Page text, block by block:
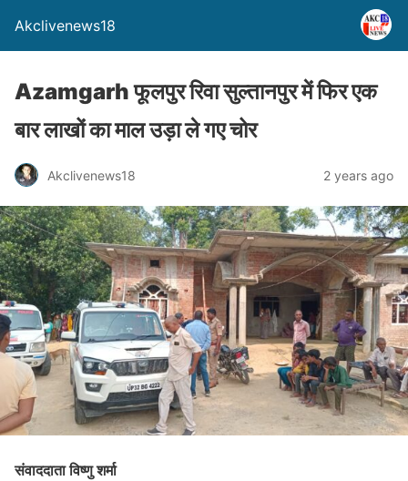
Akclivenews18
Azamgarh फूलपुर रिवा सुल्तानपुर में फिर एक
बार लाखों का माल उड़ा ले गए चोर
Akclivenews18 2 years ago
संवाददाता विष्णु शर्मा